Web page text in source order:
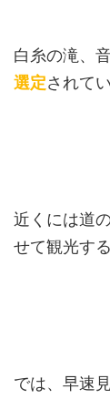
白糸の滝、
選定されて
近くには道
せて観光す
では、早速